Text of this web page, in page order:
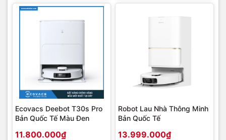
Ecovacs Deebot T30s Pro
Bản Quốc Tế Màu Đen
11.800.000₫
Robot Lau Nhà Thông Minh
Bản Quốc Tế
13.999.000₫